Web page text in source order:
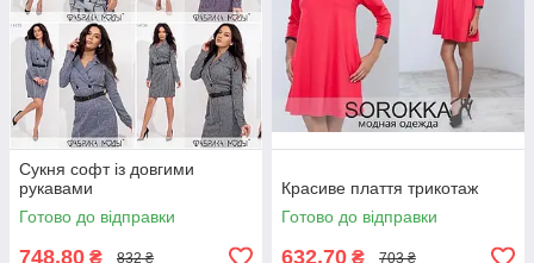
Сукня софт із довгими
рукавами
Готово до відправки
748,80 ₴ 832 ₴
Красиве плаття трикотаж
Готово до відправки
632,70 ₴ 703 ₴